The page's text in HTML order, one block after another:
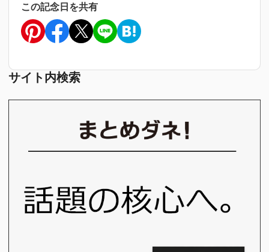
この記念日を共有
サイト内検索